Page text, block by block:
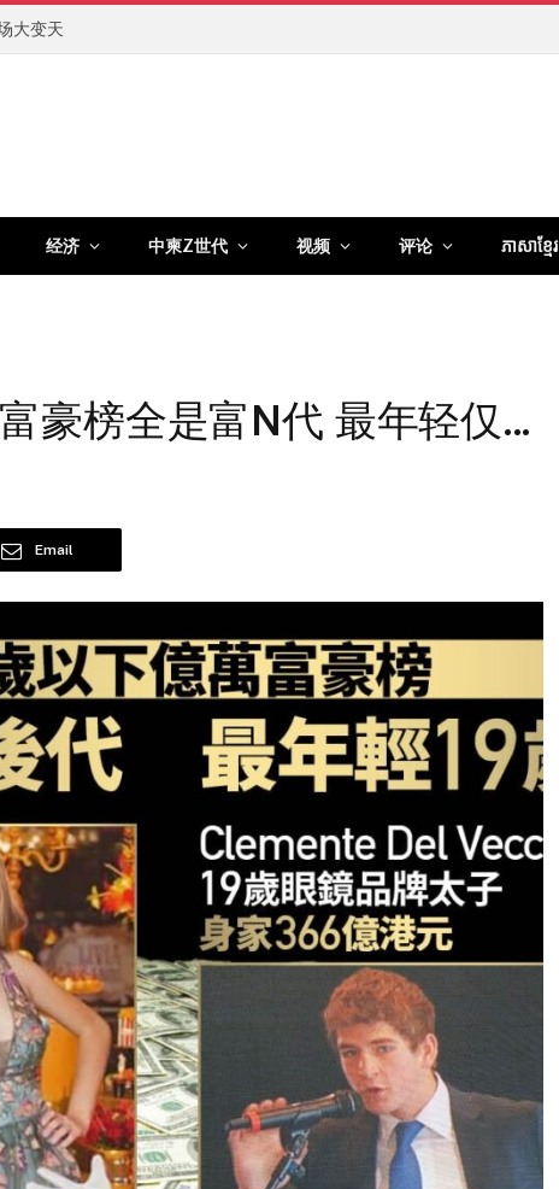
大变天
经济 中柬Z世代 视频 评论 ភាសាខ្មែរ
豪榜全是富N代 最年轻仅…
Email